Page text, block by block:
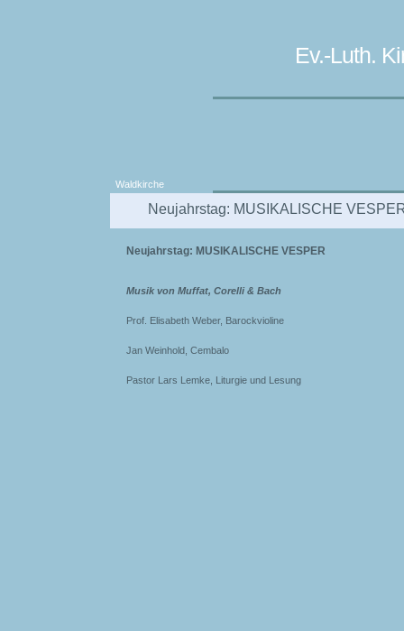
Ev.-Luth.
Waldkirche
Neujahrstag: MUSIKALISCHE
Neujahrstag: MUSIKALISCHE VESPER
Musik von Muffat, Corelli & Bach
Prof. Elisabeth Weber, Barockvioline
Jan Weinhold, Cembalo
Pastor Lars Lemke, Liturgie und Lesung